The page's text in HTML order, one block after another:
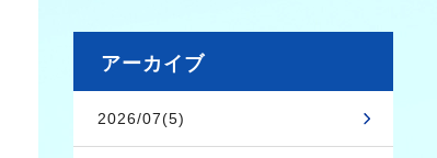
アーカイブ
2026/07(5)